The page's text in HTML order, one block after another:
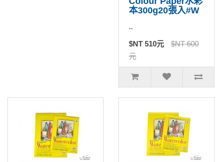
本300g20張入#W
..
$NT 510元
$NT 600
元